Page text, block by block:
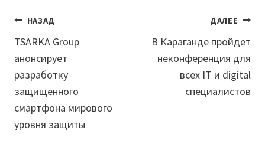
Навигация
по
записям
НАЗАД
TSARKA Group
анонсирует
разработку
защищенного
смартфона мирового
уровня защиты
ДАЛЕЕ
В Караганде пройдет
неконференция для
всех IT и digital
специалистов